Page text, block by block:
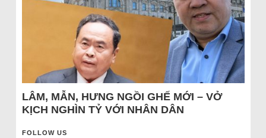
LÂM, MẪN, HƯNG NGỒI GHẾ MỚI – VỞ
KỊCH NGHÌN TỶ VỚI NHÂN DÂN
FOLLOW US